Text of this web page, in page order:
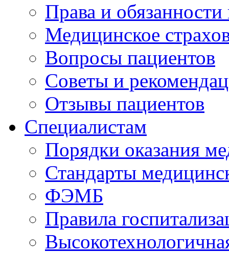
Права и
Медицинское
Вопросы пациентов
Советы и
Отзывы пациентов
Специалистам
Порядки оказания
Стандарты
ФЭМБ
Правила